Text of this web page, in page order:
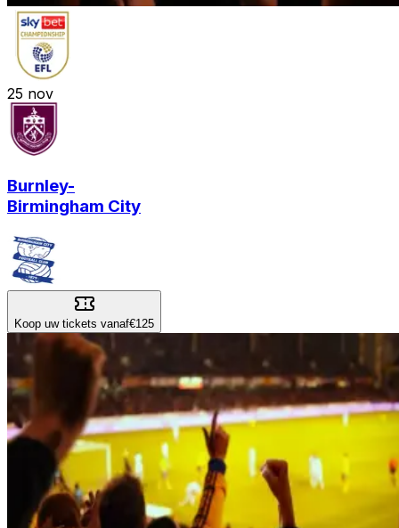
25 nov
Burnley-
Birmingham City
Koop uw tickets vanaf€125